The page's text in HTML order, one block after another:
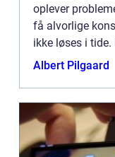
oplever
få alvorlige
ikke løses i
beskadiget
Albert Pilgaard